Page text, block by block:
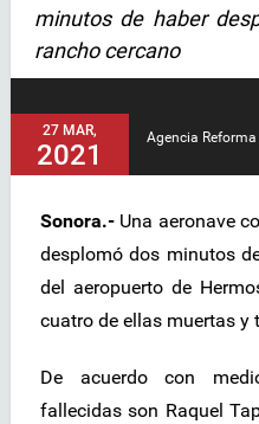
minutos de haber
rancho cercano
27 MAR,
2021
Agencia Reforma
Sonora.- Una aeronave
desplomó dos minutos
del aeropuerto de
cuatro de ellas muertas y
De acuerdo con
fallecidas son Raquel